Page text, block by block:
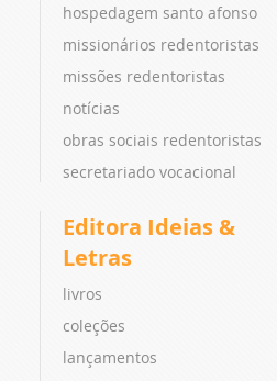
hospedagem santo afonso
missionários redentoristas
missões redentoristas
notícias
obras sociais redentoristas
secretariado vocacional
Editora Ideias &
Letras
livros
coleções
lançamentos